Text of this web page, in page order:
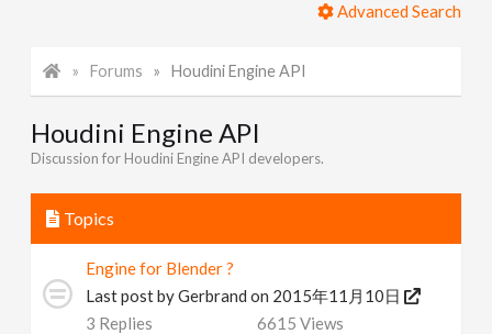
l
e
Advanced Search
Forums Houdini Engine API
Houdini Engine API
Discussion for Houdini Engine API developers.
Topics
Engine for Blender ?
Last post byGerbrand on 2015年11月10日
3 Replies 6615 Views